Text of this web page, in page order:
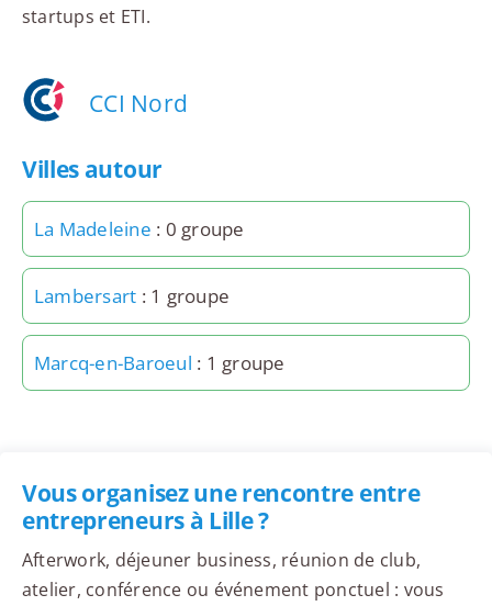
startups et ETI.
CCI Nord
Villes autour
La Madeleine : 0 groupe
Lambersart : 1 groupe
Marcq-en-Baroeul : 1 groupe
Vous organisez une rencontre entre
entrepreneurs à Lille ?
Afterwork, déjeuner business, réunion de club,
atelier, conférence ou événement ponctuel : vous